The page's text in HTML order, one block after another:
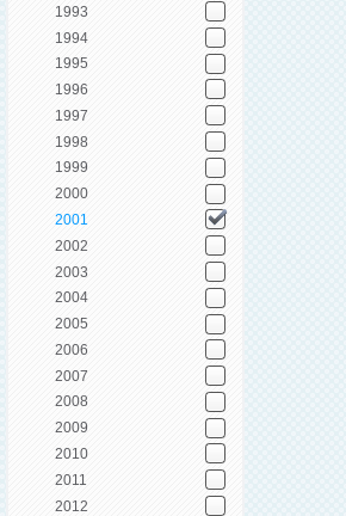
1993
1994
1995
1996
1997
1998
1999
2000
2001
2002
2003
2004
2005
2006
2007
2008
2009
2010
2011
2012